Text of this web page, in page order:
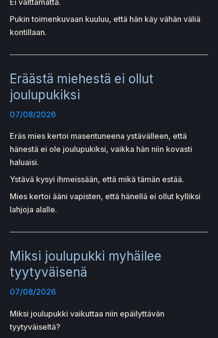
Ei välttämättä.
Pukin toimenkuvaan kuuluu, että hän käy vähän väliä
kontillaan.
Eräästä miehestä ei ollut
joulupukiksi
07/08/2026
Eräs mies kertoi masentuneena ystävälleen, että
hänestä ei ole joulupukiksi, vaikka hän niin kovasti
haluaisi.
Ystävä kysyi ihmeissään, että mikä tämän estää.
Mies kertoi ääni vapisten, että hänellä ei ollut kylliksi
lahjoja alalle.
Miksi joulupukki myhäilee
tyytyväisenä
07/08/2026
Miksi joulupukki vaikuttaa niin epäilyttävän
tyytyväiseltä?